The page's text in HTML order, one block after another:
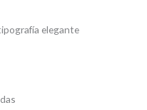
elegante